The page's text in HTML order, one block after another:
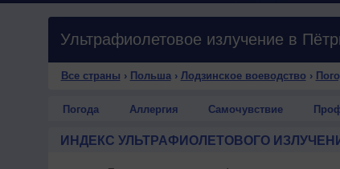
Все страны › Польша› Лодзинское воеводство ›
Погода Аллергия Самочувствие
ИНДЕКС УЛЬТРАФИОЛЕТОВОГО